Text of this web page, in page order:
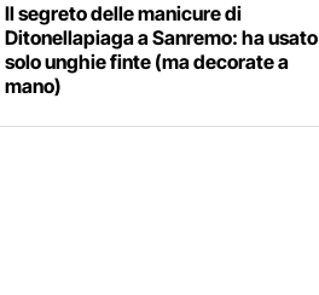
Il segreto delle manicure di
Ditonellapiaga a Sanremo: ha usato
solo unghie finte (ma decorate a
mano)